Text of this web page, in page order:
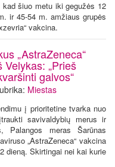
šiuo metu iki gegužės 12
ir 45-54 m. amžiaus grupės
vakcina.
„AstraZeneca“
„Prieš
galvos“
Miestas
į prioritetine tvarka nuo
savivaldybių merus ir
Palangos meras Šarūnas
„AstraZeneca“ vakcina
dieną. Skirtingai nei kai kurie